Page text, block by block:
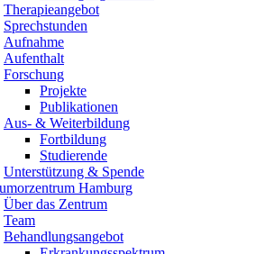
Therapieangebot
Sprechstunden
Aufnahme
Aufenthalt
Forschung
Projekte
Publikationen
Aus- & Weiterbildung
Fortbildung
Studierende
Unterstützung & Spende
Hamburg
Über das Zentrum
Team
Behandlungsangebot